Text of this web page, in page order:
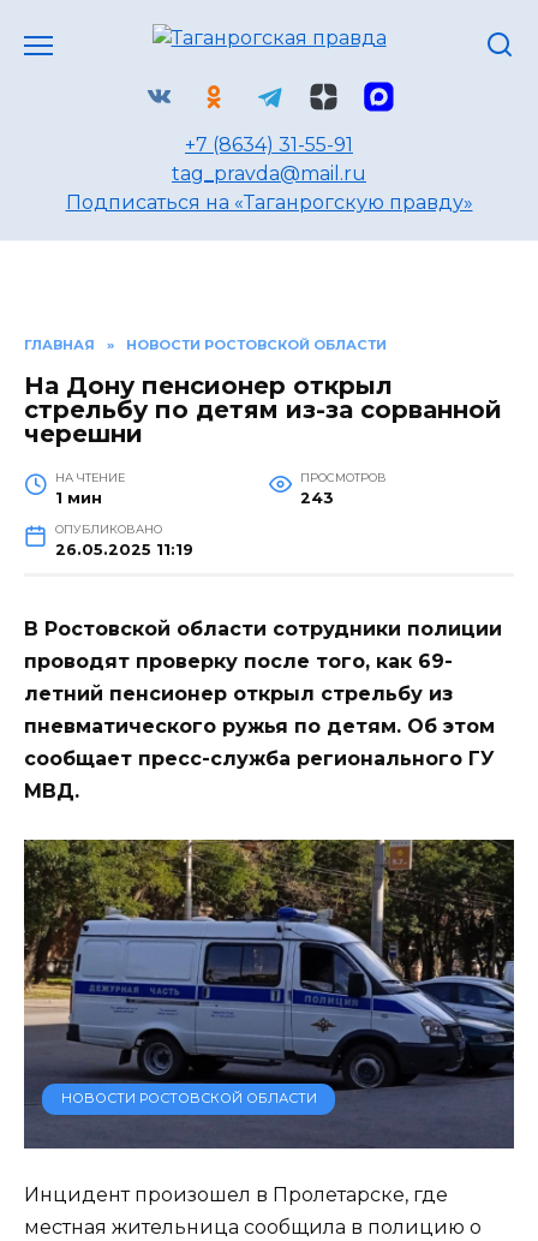
+7 (8634) 31-55-91
tag_pravda@mail.ru
Подписаться на «Таганрогскую правду»
ГЛАВНАЯ » НОВОСТИ РОСТОВСКОЙ ОБЛАСТИ
На Дону пенсионер открыл
стрельбу по детям из-за сорванной
черешни
НА ЧТЕНИЕ
1 мин
ПРОСМОТРОВ
243
ОПУБЛИКОВАНО
26.05.2025 11:19
В Ростовской области сотрудники полиции
проводят проверку после того, как 69-
летний пенсионер открыл стрельбу из
пневматического ружья по детям. Об этом
сообщает пресс-служба регионального ГУ
МВД.
НОВОСТИ РОСТОВСКОЙ ОБЛАСТИ
Инцидент произошел в Пролетарске, где
местная жительница сообщила в полицию о